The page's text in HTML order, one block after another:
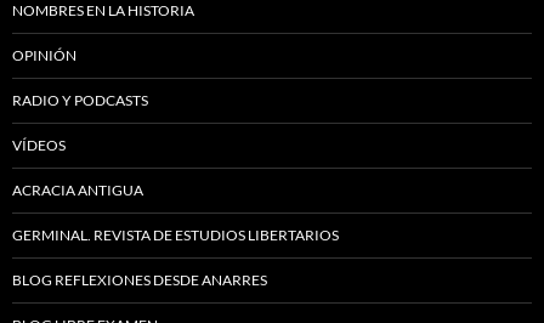
NOMBRES EN LA HISTORIA
OPINIÓN
RADIO Y PODCASTS
VÍDEOS
ACRACIA ANTIGUA
GERMINAL. REVISTA DE ESTUDIOS LIBERTARIOS
BLOG REFLEXIONES DESDE ANARRES